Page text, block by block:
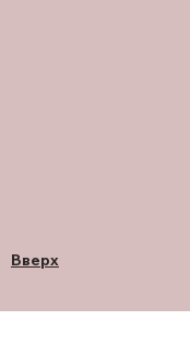
Вверх